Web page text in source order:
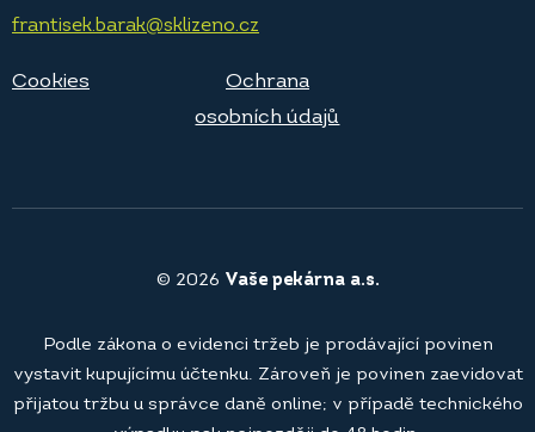
frantisek.barak@sklizeno.cz
Cookies
Ochrana
osobních údajů
© 2026 Vaše pekárna a.s.
Podle zákona o evidenci tržeb je prodávající povinen
vystavit kupujícímu účtenku. Zároveň je povinen zaevidovat
přijatou tržbu u správce daně online; v případě technického